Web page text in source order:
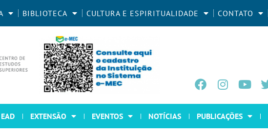
BIBLIOTECA CULTURA E ESPIRITUALIDADE CONTATO
EAD EXTENSÃO EVENTOS NOTÍCIAS PUBLICAÇÕES